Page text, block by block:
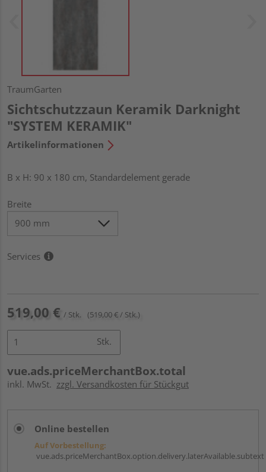
TraumGarten
Sichtschutzzaun Keramik Darknight
"SYSTEM KERAMIK"
Artikelinformationen
B x H: 90 x 180 cm, Standardelement gerade
Breite
Services
519,00 € / Stk. (519,00 € / Stk.)
Stk.
vue.ads.priceMerchantBox.total
inkl. MwSt. zzgl. Versandkosten für Stückgut
Online bestellen
Auf Vorbestellung:
vue.ads.priceMerchantBox.option.delivery.laterAvailable.subtext